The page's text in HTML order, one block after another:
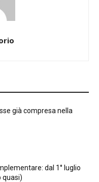
già compresa nella
dal 1° luglio
quasi)